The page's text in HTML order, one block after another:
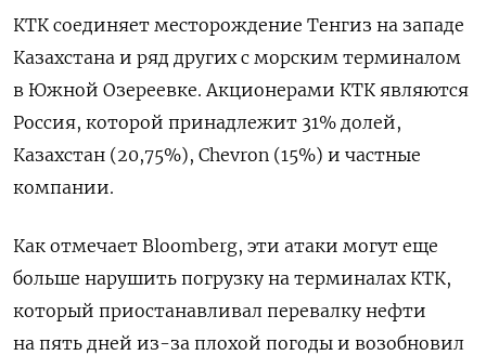
КТК соединяет месторождение Тенгиз на западе
Казахстана и ряд других с морским терминалом
‍в ‍Южной Озереевке. Акционерами КТК являются
‍Россия, которой принадлежит 31% долей,
Казахстан (20,75%), ⁠Chevron (15%) и частные
компании.
Как отмечает Bloomberg, эти атаки могут еще
больше нарушить погрузку на терминалах КТК,
который приостанавливал перевалку нефти
на пять дней из-за плохой погоды и возобновил